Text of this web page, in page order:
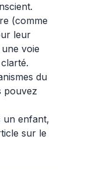
(comme
leur
voie
du
pouvez
un enfant,
sur le